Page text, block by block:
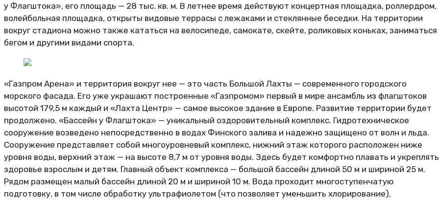
у Флагштока», его площадь — 28 тыс. кв. м. В летнее время действуют концертная площадка, роллердром,
волейбольная площадка, открыты видовые террасы с лежаками и стеклянные беседки. На территории
вокруг стадиона можно также кататься на велосипеде, самокате, скейте, роликовых коньках, заниматься
бегом и другими видами спорта.
«Газпром Арена» и территория вокруг нее — это часть Большой Лахты — современного городского
морского фасада. Его уже украшают построенные «Газпромом» первый в мире ансамбль из флагштоков
высотой 179,5 м каждый и «Лахта Центр» — самое высокое здание в Европе. Развитие территории будет
продолжено. «Бассейн у Флагштока» — уникальный оздоровительный комплекс. Гидротехническое
сооружение возведено непосредственно в водах Финского залива и надежно защищено от волн и льда.
Сооружение представляет собой многоуровневый комплекс, нижний этаж которого расположен ниже
уровня воды, верхний этаж — на высоте 8,7 м от уровня воды. Здесь будет комфортно плавать и укреплять
здоровье взрослым и детям. Главный объект комплекса — большой бассейн длиной 50 м и шириной 25 м.
Рядом размещен малый бассейн длиной 20 м и шириной 10 м. Вода проходит многоступенчатую
подготовку, в том числе обработку ультрафиолетом (что позволяет уменьшить хлорирование),